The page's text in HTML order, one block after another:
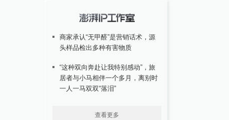
商家承认“无甲醛”是营销话术，源
头样品检出多种有害物质
“这种双向奔赴让我特别感动”，旅
居者与小马相伴一个多月，离别时
一人一马双双“落泪”
查看更多